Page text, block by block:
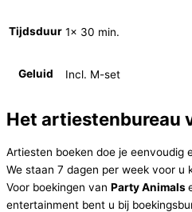
Tijdsduur 1x 30 min.
Geluid Incl. M-set
Het artiestenbureau
Artiesten boeken doe je eenvoudig
We staan 7 dagen per week voor u
Voor boekingen van Party Animals
entertainment bent u bij